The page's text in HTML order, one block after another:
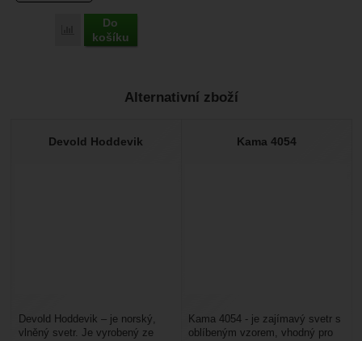
Porovnat
Do
košíku
Alternativní zboží
Devold Hoddevik
Devold Hoddevik – je norský,
vlněný svetr. Je vyrobený ze
Kama 4054
Kama 4054 - je zajímavý svetr s
oblíbeným vzorem, vhodný pro